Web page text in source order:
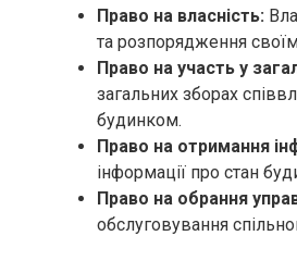
Право на власність:
та розпорядження
Право на участь у
загальних зборах
будинком.
Право на отримання
інформації про стан
Право на обрання
обслуговування